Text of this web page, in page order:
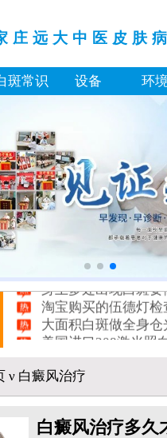
庄远大中医皮肤
斑常识 设备 环
身体黑色素缺失是
白癜风打复色针有
白癜风最初征兆什么
初期白癜风和普通的色素
伍德灯下不同颜色的荧光
皮肤上的小白点和白癜
淘宝购买的伍德灯
大面积白斑做全身
美国进口308激光照白癜风一个
ν 白癜风治疗
白癜风治疗多久